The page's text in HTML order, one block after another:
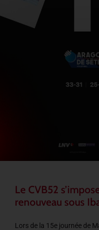
Le CVB52
renouveau sous
Lors de la 15e journée de